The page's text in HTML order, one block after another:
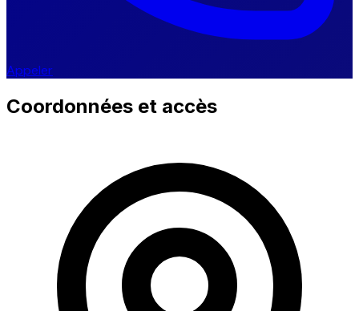
Appeler
Coordonnées et accès